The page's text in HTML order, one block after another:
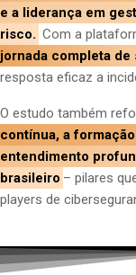
e a liderança em
risco. Com a
jornada completa de
resposta eficaz a
O estudo também
contínua, a
entendimento
brasileiro – pilares
players de